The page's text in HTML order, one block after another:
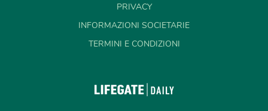
PRIVACY
INFORMAZIONI SOCIETARIE
TERMINI E CONDIZIONI